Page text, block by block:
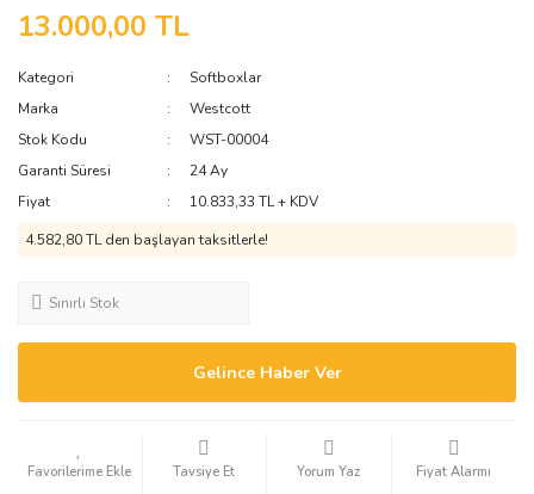
13.000,00 TL
Kategori
Softboxlar
Marka
Westcott
Stok Kodu
WST-00004
Garanti Süresi
24 Ay
Fiyat
10.833,33 TL + KDV
4.582,80 TL den başlayan taksitlerle!
Sınırlı Stok
Gelince Haber Ver
Tavsiye Et Yorum Yaz Fiyat Alarmı